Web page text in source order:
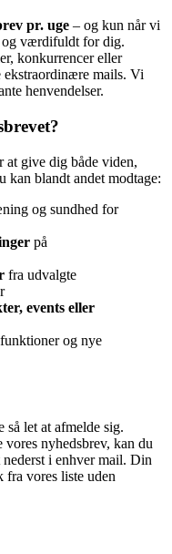
pr. uge – og kun når vi
og værdifuldt for dig.
konkurrencer eller
ekstraordinære mails. Vi
henvendelser.
at give dig både viden,
kan blandt andet modtage:
og sundhed for
på
fra udvalgte
events eller
og nye
let at afmelde sig.
nyhedsbrev, kan du
i enhver mail. Din
fra vores liste uden